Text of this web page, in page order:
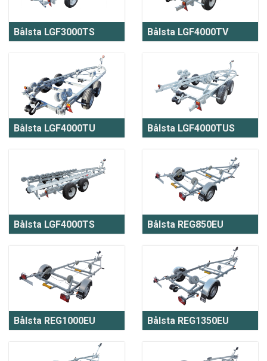
Bålsta LGF3000TS Bålsta LGF4000TV
Bålsta LGF4000TU Bålsta LGF4000TUS
Bålsta LGF4000TS Bålsta REG850EU
Bålsta REG1000EU Bålsta REG1350EU